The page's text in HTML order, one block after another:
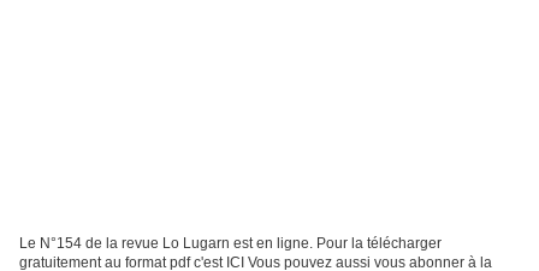
Le N°154 de la revue Lo Lugarn est en ligne. Pour la télécharger
gratuitement au format pdf c'est ICI Vous pouvez aussi vous abonner à la